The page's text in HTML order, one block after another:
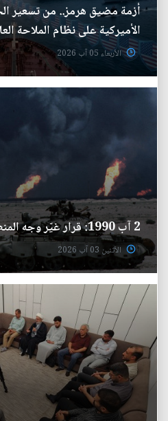
أزمة مضيق هرمز.. من تسعير
الأميركية على نظام الملاحة
الأربعاء 05 آب 2026
2 آب 1990: قرار غيّر وجه المنطقة
الأثنين 03 آب 2026